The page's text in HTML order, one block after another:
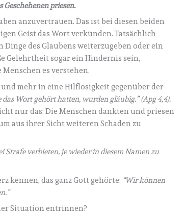
Geschehenen priesen.
anzuvertrauen. Das ist bei diesen beiden
Geist das Wort verkünden. Tatsächlich
des Glaubens weiterzugeben oder ein
Gelehrtheit sogar ein Hindernis sein,
es verstehen.
mehr in eine Hilflosigkeit gegenüber der
das Wort gehört hatten, wurden gläubig.” (Apg 4,4).
nur das: Die Menschen dankten und priesen
aus ihrer Sicht weiteren Schaden zu
Strafe verbieten, je wieder in diesem Namen zu
kennen, das ganz Gott gehörte: “Wir können
Situation entrinnen?